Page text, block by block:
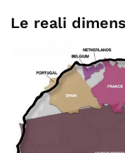
Le reali